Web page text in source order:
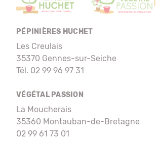
PÉPINIÈRES HUCHET
Les Creulais
35370 Gennes-sur-Seiche
Tél. 02 99 96 97 31
VÉGÉTAL PASSION
La Moucherais
35360 Montauban-de-Bretagne
02 99 61 73 01